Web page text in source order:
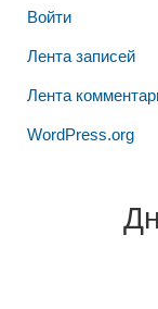
Войти
Лента записей
Лента
WordPress.org